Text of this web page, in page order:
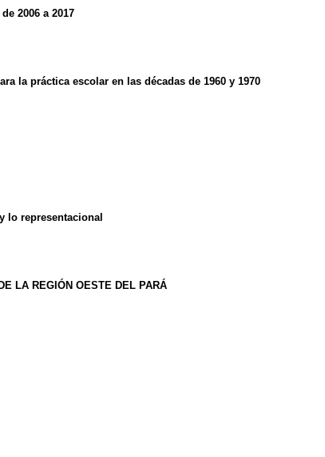
2006 a 2017
la práctica escolar en las décadas de 1960 y 1970
lo representacional
LA REGIÓN OESTE DEL PARÁ